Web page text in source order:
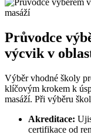
Průvodce
výcvik v
Výběr vhodné školy
klíčovým krokem k
masáží. Při výběru
Akreditace:
certifikace od